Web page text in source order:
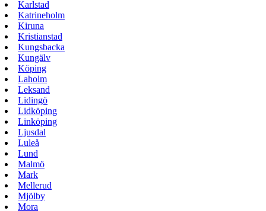
Karlstad
Katrineholm
Kiruna
Kristianstad
Kungsbacka
Kungälv
Köping
Laholm
Leksand
Lidingö
Lidköping
Linköping
Ljusdal
Luleå
Lund
Malmö
Mark
Mellerud
Mjölby
Mora